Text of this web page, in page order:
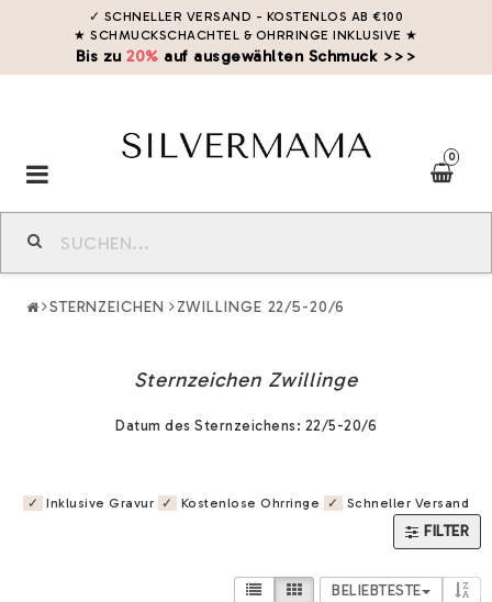
✓ SCHNELLER VERSAND - KOSTENLOS AB €100
★ SCHMUCKSCHACHTEL & OHRRINGE INKLUSIVE ★
Bis zu20% auf ausgewählten Schmuck >>>
0
Toggle
navigation
STERNZEICHEN ZWILLINGE 22/5-20/6
Sternzeichen Zwillinge
Datum des Sternzeichens: 22/5-20/6
✓ Inklusive Gravur ✓ Kostenlose Ohrringe ✓ Schneller Versand
FILTER
BELIEBTESTE